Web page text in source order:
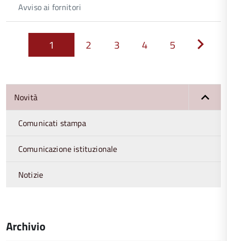
Avviso ai fornitori
1 2 3 4 5
Novità
Comunicati stampa
Comunicazione istituzionale
Notizie
Archivio